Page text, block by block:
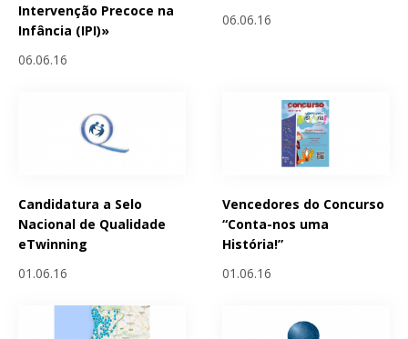
Intervenção Precoce na
Infância (IPI)»
06.06.16
06.06.16
Candidatura a Selo
Nacional de Qualidade
eTwinning
01.06.16
Vencedores do Concurso
“Conta-nos uma
História!”
01.06.16